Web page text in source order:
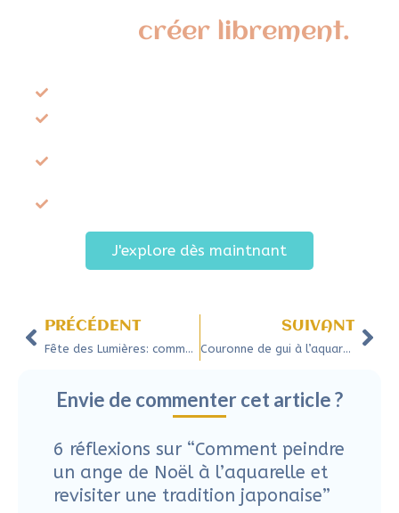
Laisser place à ton intuition et à l’imprévu
dans ta création
Précédent
Envie de commenter cet article ?
un ange de Noël à l’aquarelle et
revisiter une tradition japonaise”
LUTTRINGER
Que du bonheur ! Donnez-vous les
formations en ligne ? Je vis près de